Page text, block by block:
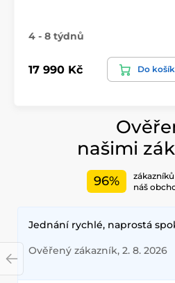
4 - 8 týdnů
17 990 Kč Do
našimi
96%
náš
Jednání rychlé, naprostá
Ověřený zákazník, 2. 8. 2026